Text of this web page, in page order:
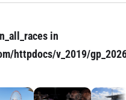
in
httpdocs/v_2019/